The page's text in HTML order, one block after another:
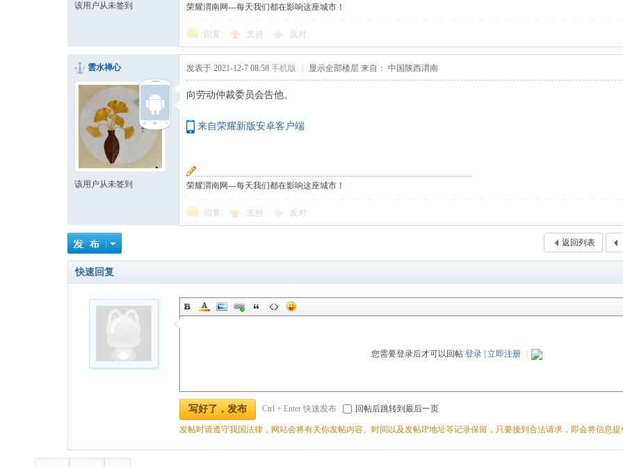
该用户从未签到 荣耀渭南网---每天我们都在影响这座城市！
回复 支持 反对
雲水禅心
该用户从未签到
发表于 2021-12-7 08:58 手机版 显示全部楼层 来自： 中国陕西渭南
向劳动仲裁委员会告他。
来自荣耀新版安卓客户端
荣耀渭南网---每天我们都在影响这座城市！
回复 支持 反对
返回列表
快速回复
您需要登录后才可以回帖 登录 立即注册
写好了，发布 Ctrl + Enter 快速发布 回帖后跳转到最后一页
发帖时请遵守我国法律，网站会将有关你发帖内容、时间以及发帖IP地址等记录保留，只要接到合法请求，即会将信息